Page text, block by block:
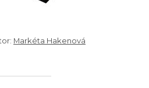
Markéta Hakenová